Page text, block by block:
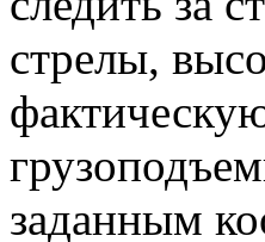
стрелы,
заданным